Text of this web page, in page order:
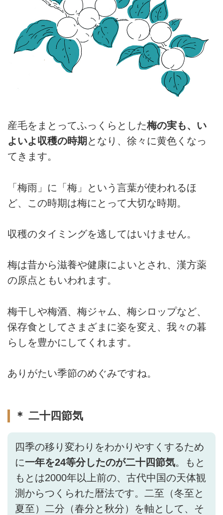
産毛をまとってふっくらとした梅の実も、い
よいよ収穫の時期 となり、徐々に黄色くなっ
てきます。
「梅雨」に「梅」という言葉が使われるほ
ど、この時期は梅にとって大切な時期。
収穫のタイミングを逃してはいけません。
梅は昔から滋養や健康によいとされ、漢方薬
の原点ともいわれます。
梅干しや梅酒、梅ジャム、梅シロップなど、
保存食としてさまざまに姿を変え、我々の暮
らしを豊かにしてくれます。
ありがたい季節のめぐみですね。
＊ 二十四節気
四季の移り変わりをわかりやすくするため
に一年を24等分したのが二十四節気。もと
もとは2000年以上前の、古代中国の天体観
測からつくられた暦法です。二至（冬至と
夏至）二分（春分と秋分）を軸として、そ